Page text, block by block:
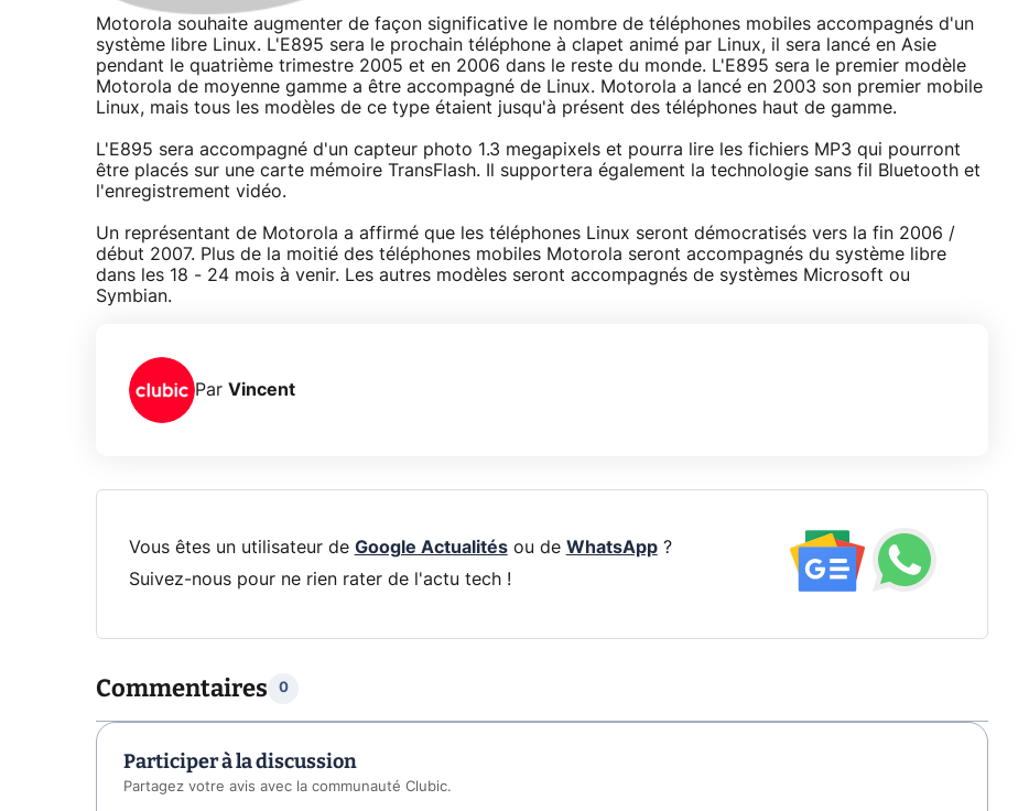
Motorola souhaite augmenter de façon significative le nombre de téléphones mobiles accompagnés d'un
système libre Linux. L'E895 sera le prochain téléphone à clapet animé par Linux, il sera lancé en Asie
pendant le quatrième trimestre 2005 et en 2006 dans le reste du monde. L'E895 sera le premier modèle
Motorola de moyenne gamme a être accompagné de Linux. Motorola a lancé en 2003 son premier mobile
Linux, mais tous les modèles de ce type étaient jusqu'à présent des téléphones haut de gamme.
L'E895 sera accompagné d'un capteur photo 1.3 megapixels et pourra lire les fichiers MP3 qui pourront
être placés sur une carte mémoire TransFlash. Il supportera également la technologie sans fil Bluetooth et
l'enregistrement vidéo.
Un représentant de Motorola a affirmé que les téléphones Linux seront démocratisés vers la fin 2006 /
début 2007. Plus de la moitié des téléphones mobiles Motorola seront accompagnés du système libre
dans les 18 - 24 mois à venir. Les autres modèles seront accompagnés de systèmes Microsoft ou
Symbian.
Par Vincent
Vous êtes un utilisateur de Google Actualitésou de WhatsApp?
Suivez-nous pour ne rien rater de l'actu tech !
Commentaires 0
Participer à la discussion
Partagez votre avis avec la communauté Clubic.